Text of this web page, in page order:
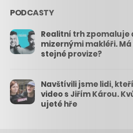
PODCASTY
Realitní trh zpomaluje
mizernými makléři.
stejné provize?
Navštívili jsme lidi,
video s Jiřím Károu.
ujeté hře